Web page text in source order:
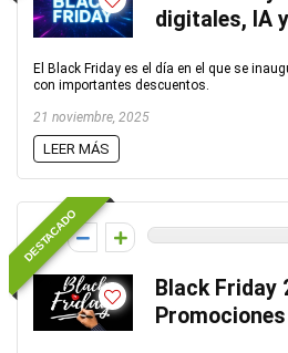
digitales, IA
El Black Friday es el día en el que se
con importantes descuentos.
21 noviembre, 2025
LEER MÁS
DESTACADO
0
Black Friday